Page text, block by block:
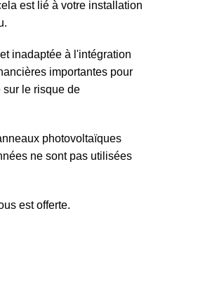
est lié à votre installation
inadaptée à l'intégration
importantes pour
le risque de
photovoltaïques
ne sont pas utilisées
est offerte.